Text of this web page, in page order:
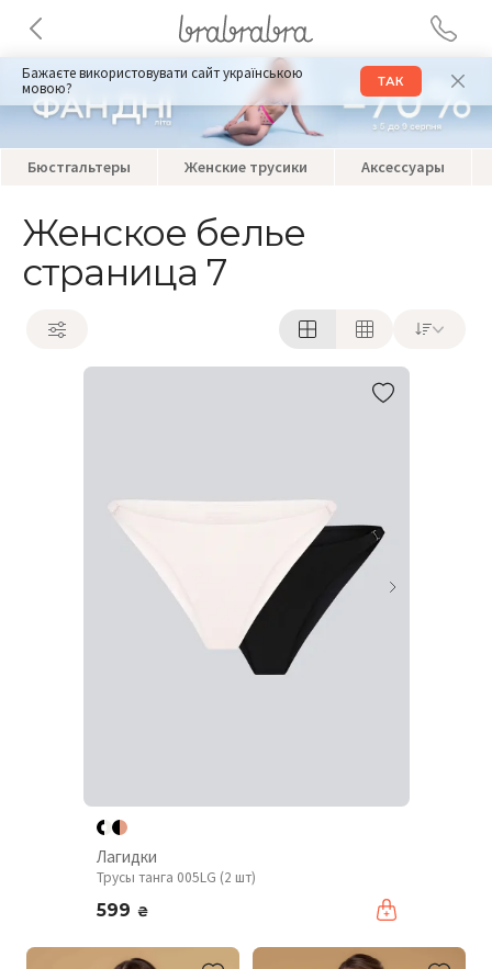
Бажаєте використовувати сайт українською
мовою?
ТАК
Бюстгальтеры Женские трусики Аксессуары
Женское белье
страница 7
Лагидки
Трусы танга 005LG (2 шт)
599 ₴